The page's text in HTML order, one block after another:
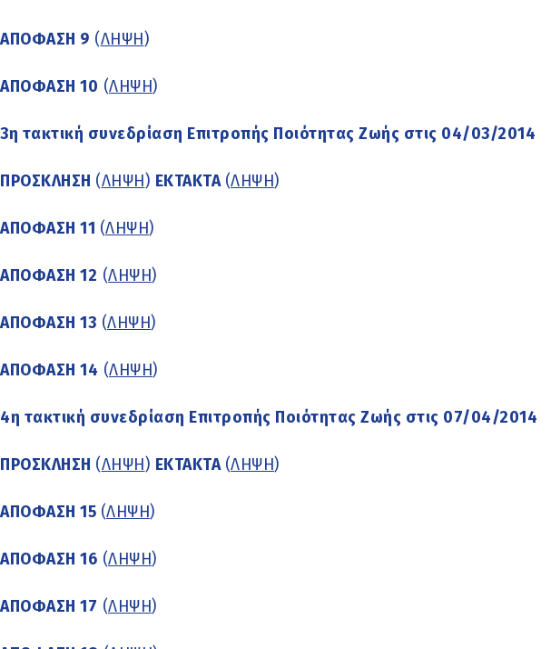
ΑΠΟΦΑΣΗ 9 (ΛΗΨΗ)
ΑΠΟΦΑΣΗ 10 (ΛΗΨΗ)
3η τακτική συνεδρίαση Επιτροπής Ποιότητας Ζωής στις 04/03/2014
ΠΡΟΣΚΛΗΣΗ (ΛΗΨΗ) ΕΚΤΑΚΤΑ (ΛΗΨΗ)
ΑΠΟΦΑΣΗ 11 (ΛΗΨΗ)
ΑΠΟΦΑΣΗ 12 (ΛΗΨΗ)
ΑΠΟΦΑΣΗ 13 (ΛΗΨΗ)
ΑΠΟΦΑΣΗ 14 (ΛΗΨΗ)
4η τακτική συνεδρίαση Επιτροπής Ποιότητας Ζωής στις 07/04/2014
ΠΡΟΣΚΛΗΣΗ (ΛΗΨΗ) ΕΚΤΑΚΤΑ (ΛΗΨΗ)
ΑΠΟΦΑΣΗ 15 (ΛΗΨΗ)
ΑΠΟΦΑΣΗ 16 (ΛΗΨΗ)
ΑΠΟΦΑΣΗ 17 (ΛΗΨΗ)